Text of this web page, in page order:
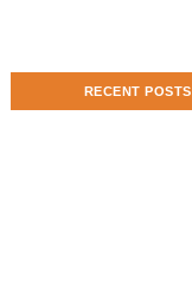
RECENT POSTS